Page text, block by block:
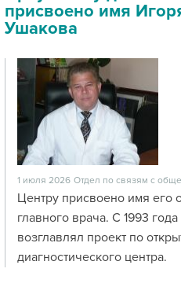
присвоено имя
Ушакова
1 июля 2026 Отдел по связям с
Центру присвоено имя его
главного врача. С 1993
возглавлял проект по
диагностического центра.